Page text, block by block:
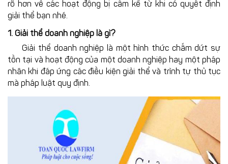
tiếp
rõ hơn về các hoạt động bị cấm kể từ khi có quyết định
giải thể bạn nhé.
1. Giải thể doanh nghiệp là gì?
Giải thể doanh nghiệp là một hình thức chấm dứt sự
tồn tại và hoạt động của một doanh nghiệp hay một pháp
nhân khi đáp ứng các điều kiện giải thể và trình tự thủ tục
mà pháp luật quy định.